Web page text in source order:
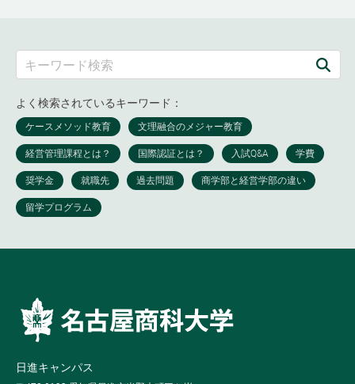
よく検索されているキーワード：
日進キャンパス